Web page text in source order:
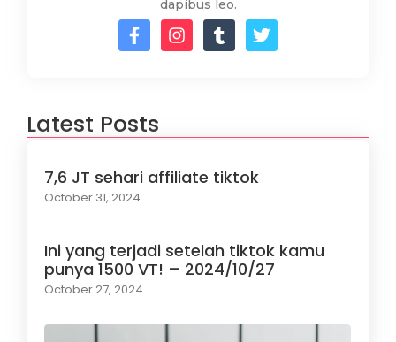
dapibus leo.
Latest Posts
7,6 JT sehari affiliate tiktok
October 31, 2024
Ini yang terjadi setelah tiktok kamu
punya 1500 VT! – 2024/10/27
October 27, 2024